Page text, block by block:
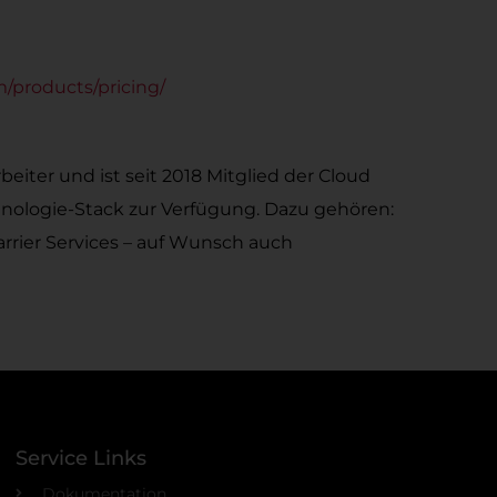
products/pricing/
und ist seit 2018 Mitglied der Cloud
Stack zur Verfügung. Dazu gehören:
Services – auf Wunsch auch
Service Links